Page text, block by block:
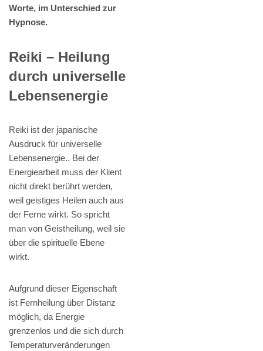
Worte, im Unterschied zur
Hypnose.
Reiki – Heilung
durch universelle
Lebensenergie
Reiki ist der japanische
Ausdruck für universelle
Lebensenergie.. Bei der
Energiearbeit muss der Klient
nicht direkt berührt werden,
weil geistiges Heilen auch aus
der Ferne wirkt. So spricht
man von Geistheilung, weil sie
über die spirituelle Ebene
wirkt.
Aufgrund dieser Eigenschaft
ist Fernheilung über Distanz
möglich, da Energie
grenzenlos und die sich durch
Temperaturveränderungen